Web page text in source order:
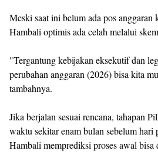
Meski saat ini belum ada pos anggaran
Hambali optimis ada celah melalui
"Tergantung kebijakan eksekutif dan
perubahan anggaran (2026) bisa kita
tambahnya.
Jika berjalan sesuai rencana, tahapan
waktu sekitar enam bulan sebelum hari
Hambali memprediksi proses awal